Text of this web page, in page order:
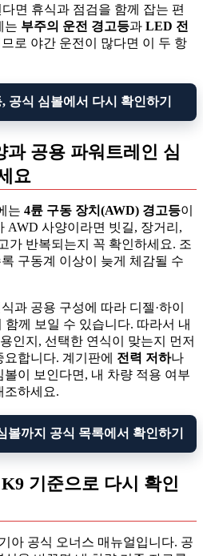
면 휴식과 점검을 함께 잡는 편
는 부주의 운전 경고등과 LED 전
로 야간 운전이 많다면 이 두 항
공식 심볼에서 다시 확인하기
공용 파워트레인 심
요
는 4륜 구동 장치(AWD) 경고등이
AWD 사양이라면 빗길, 장거리,
가 반복되는지 꼭 확인하세요. 조
구동계 이상이 늦게 체감될 수
과 공용 구성에 따라 디젤·하이
함께 보일 수 있습니다. 따라서 내
인지, 선택한 연식이 맞는지 먼저
합니다. 계기판에 전력 저하나
볼이 보인다면, 내 차량 적용 여부
조하세요.
볼까지 공식 목록에서 확인하기
기준으로 다시 확인
아 공식 오너스 매뉴얼입니다. 공